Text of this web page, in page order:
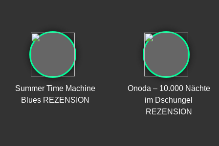
Summer Time Machine
Blues REZENSION
Onoda – 10.000 Nächte
im Dschungel
REZENSION